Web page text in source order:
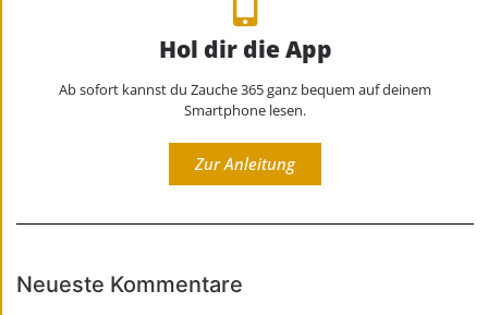
Hol dir die App
Ab sofort kannst du Zauche 365 ganz bequem auf deinem
Smartphone lesen.
Zur Anleitung
Neueste Kommentare